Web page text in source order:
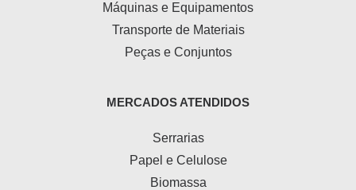
Máquinas e Equipamentos
Transporte de Materiais
Peças e Conjuntos
MERCADOS ATENDIDOS
Serrarias
Papel e Celulose
Biomassa